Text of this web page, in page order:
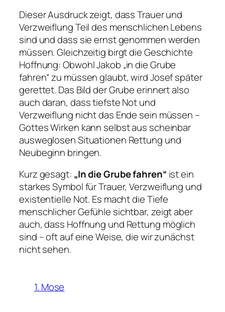
Dieser Ausdruck zeigt, dass Trauer und
Verzweiflung Teil des menschlichen Lebens
sind und dass sie ernst genommen werden
müssen. Gleichzeitig birgt die Geschichte
Hoffnung: Obwohl Jakob „in die Grube
fahren“ zu müssen glaubt, wird Josef später
gerettet. Das Bild der Grube erinnert also
auch daran, dass tiefste Not und
Verzweiflung nicht das Ende sein müssen –
Gottes Wirken kann selbst aus scheinbar
ausweglosen Situationen Rettung und
Neubeginn bringen.
Kurz gesagt: „In die Grube fahren“ ist ein
starkes Symbol für Trauer, Verzweiflung und
existentielle Not. Es macht die Tiefe
menschlicher Gefühle sichtbar, zeigt aber
auch, dass Hoffnung und Rettung möglich
sind – oft auf eine Weise, die wir zunächst
nicht sehen.
1. Mose